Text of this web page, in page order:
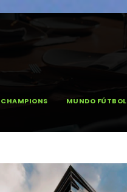
CHAMPIONS MUNDO FÚTBOL